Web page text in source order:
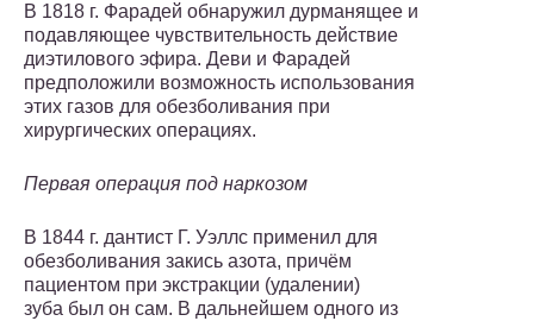
В 1818 г. Фарадей обнаружил дурманящее и
подавляющее чувствительность действие
диэтилового эфира. Деви и Фарадей
предположили возможность использования
этих газов для обезболивания при
хирургических операциях.
Первая операция под наркозом
В 1844 г. дантист Г. Уэллс применил для
обезболивания закись азота, причём
пациентом при экстракции (удалении)
зуба был он сам. В дальнейшем одного из